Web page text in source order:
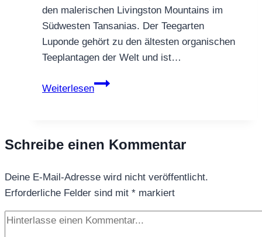
den malerischen Livingston Mountains im
Südwesten Tansanias. Der Teegarten
Luponde gehört zu den ältesten organischen
Teeplantagen der Welt und ist…
Weiterlesen
Schwarztee
Schreibe einen Kommentar
Deine E-Mail-Adresse wird nicht veröffentlicht.
Erforderliche Felder sind mit * markiert